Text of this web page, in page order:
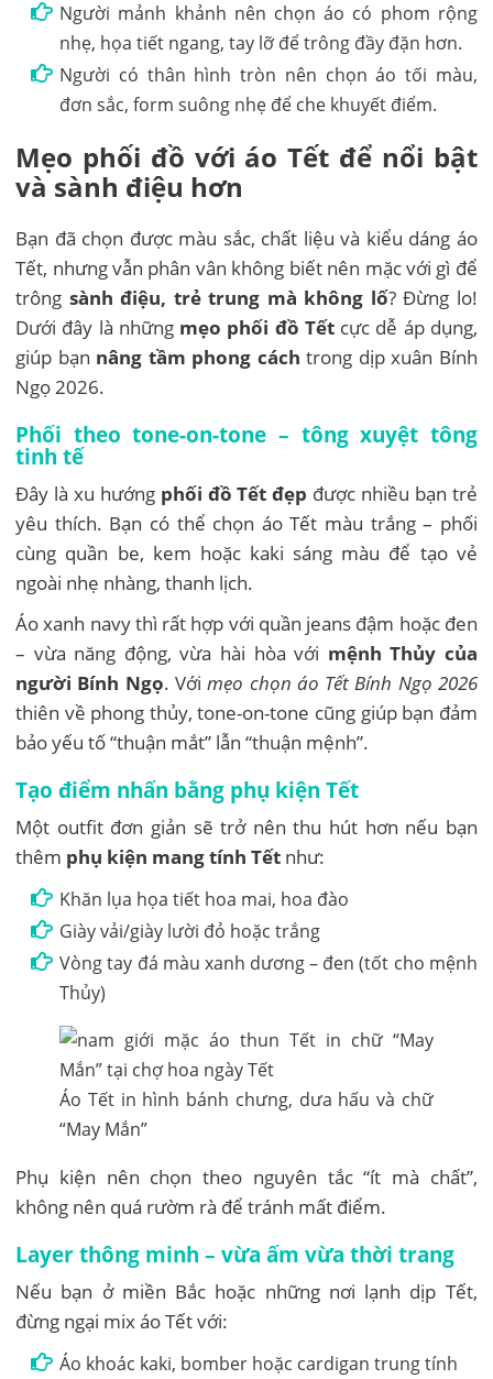
Người mảnh khảnh nên chọn áo có phom rộng
nhẹ, họa tiết ngang, tay lỡ để trông đầy đặn hơn.
Người có thân hình tròn nên chọn áo tối màu,
đơn sắc, form suông nhẹ để che khuyết điểm.
Mẹo phối đồ với áo Tết để nổi bật
và sành điệu hơn
Bạn đã chọn được màu sắc, chất liệu và kiểu dáng áo
Tết, nhưng vẫn phân vân không biết nên mặc với gì để
trông sành điệu, trẻ trung mà không lố? Đừng lo!
Dưới đây là những mẹo phối đồ Tếtcực dễ áp dụng,
giúp bạn nâng tầm phong cách trong dịp xuân Bính
Ngọ 2026.
Phối theo tone-on-tone – tông xuyệt tông
tinh tế
Đây là xu hướng phối đồ Tết đẹp được nhiều bạn trẻ
yêu thích. Bạn có thể chọn áo Tết màu trắng – phối
cùng quần be, kem hoặc kaki sáng màu để tạo vẻ
ngoài nhẹ nhàng, thanh lịch.
Áo xanh navy thì rất hợp với quần jeans đậm hoặc đen
– vừa năng động, vừa hài hòa với mệnh Thủy của
người Bính Ngọ. Vớimẹo chọn áo Tết Bính Ngọ 2026
thiên về phong thủy, tone-on-tone cũng giúp bạn đảm
bảo yếu tố “thuận mắt” lẫn “thuận mệnh”.
Tạo điểm nhấn bằng phụ kiện Tết
Một outfit đơn giản sẽ trở nên thu hút hơn nếu bạn
thêm phụ kiện mang tính Tết như:
Khăn lụa họa tiết hoa mai, hoa đào
Giày vải/giày lười đỏ hoặc trắng
Vòng tay đá màu xanh dương – đen (tốt cho mệnh
Thủy)
Áo Tết in hình bánh chưng, dưa hấu và chữ
“May Mắn”
Phụ kiện nên chọn theo nguyên tắc “ít mà chất”,
không nên quá rườm rà để tránh mất điểm.
Layer thông minh – vừa ấm vừa thời trang
Nếu bạn ở miền Bắc hoặc những nơi lạnh dịp Tết,
đừng ngại mix áo Tết với:
Áo khoác kaki, bomber hoặc cardigan trung tính